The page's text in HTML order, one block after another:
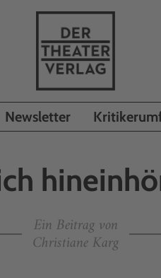
Newsletter
Ein Beitrag von
Christiane Karg